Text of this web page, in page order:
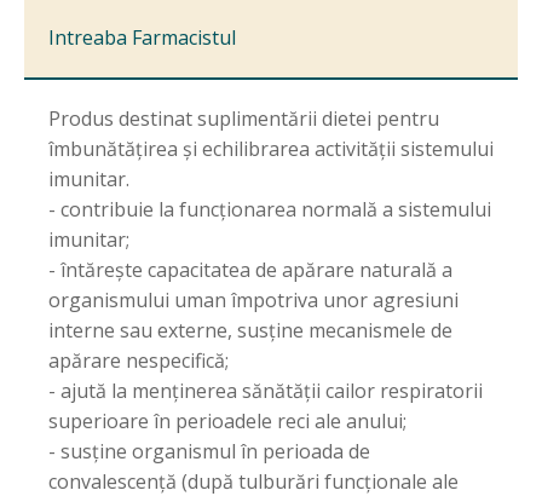
Intreaba Farmacistul
Produs destinat suplimentării dietei pentru
îmbunătățirea și echilibrarea activității sistemului
imunitar.
- contribuie la funcționarea normală a sistemului
imunitar;
- întărește capacitatea de apărare naturală a
organismului uman împotriva unor agresiuni
interne sau externe, susține mecanismele de
apărare nespecifică;
- ajută la menținerea sănătății cailor respiratorii
superioare în perioadele reci ale anului;
- susține organismul în perioada de
convalescență (după tulburări funcționale ale